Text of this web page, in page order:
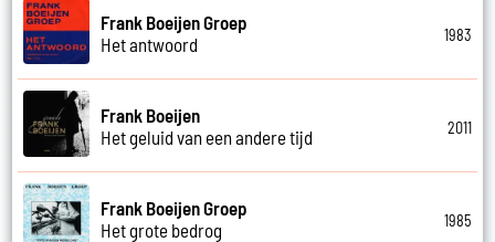
Frank Boeijen Groep
Het antwoord
1983
Frank Boeijen
Het geluid van een andere tijd
2011
Frank Boeijen Groep
Het grote bedrog
1985